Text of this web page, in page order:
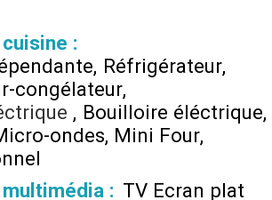
:
Réfrigérateur
congélateur
Bouilloire éléctrique
ondes Mini Four
: TV Ecran plat